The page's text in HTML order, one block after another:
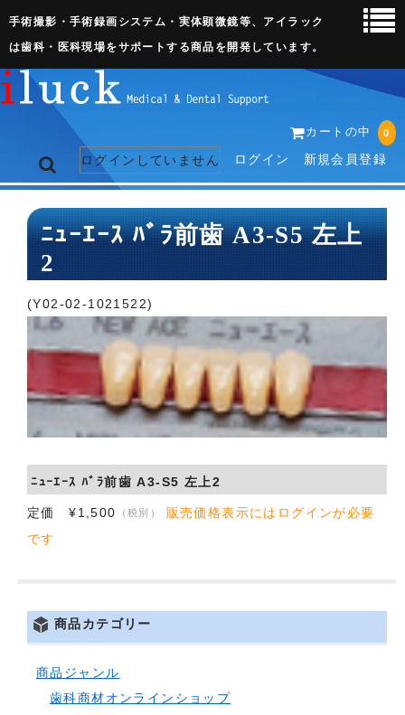
手術撮影・手術録画システム・実体顕微鏡等、アイラック
は歯科・医科現場をサポートする商品を開発しています。
カートの中 0
ログインしていません ログイン 新規会員登録
トップページ
ネット販売ページ
歯科関連機器
術野撮影キット
3D実体顕微鏡
会社概要
お問い合わせ
ﾆｭｰｴｰｽ ﾊﾞﾗ前歯 A3-S5 左上
2
(Y02-02-1021522)
ﾆｭｰｴｰｽ ﾊﾞﾗ前歯 A3-S5 左上2
定価 ¥1,500 （税別）
販売価格表示にはログインが必要
です
商品カテゴリー
商品ジャンル
歯科商材オンラインショップ